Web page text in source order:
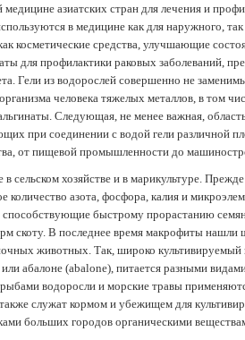
азиатских стран для лечения и
в медицине как для наружного,
косметические средства, улучшающие
для профилактики раковых заболеваний,
Гели из водорослей совершенно не
человека тяжелых металлов, в том
Следующая, не менее важная,
при соединении с водой гели различной
от пищевой промышленности до
сельском хозяйстве и в марикультуре.
азота, фосфора, калия и
быстрому прорастанию
скоту. В последнее время макрофиты нашли
животных. Так, широко
абалоне (abalone), питается разными
водоросли и морские травы
служат кормом и убежищем для
больших городов органическими